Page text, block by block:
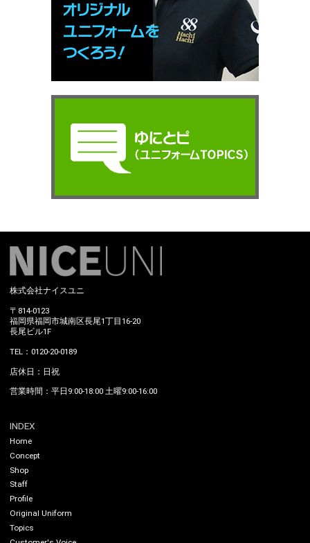
株式会社ナイスユニ
〒814-0123
福岡県福岡市城南区長尾1丁目16-20
長尾ビル1F
TEL：0120-20-0189
店休日：日祝
営業時間：平日9:00-18:00 土曜9:00-16:00
INDEX
Home
Concept
Shop
Staff
Profile
Original Uniform
Topics